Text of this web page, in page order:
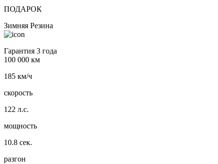
ПОДАРОК
Зимняя Резина
Гарантия 3 года
100 000 км
185 км/ч
скорость
122 л.с.
мощность
10.8 сек.
разгон